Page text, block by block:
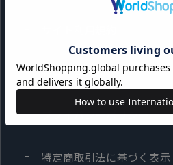
サイト利用規約
会員利用規約
プライバシーポリシー
特定商取引法に基づく表示